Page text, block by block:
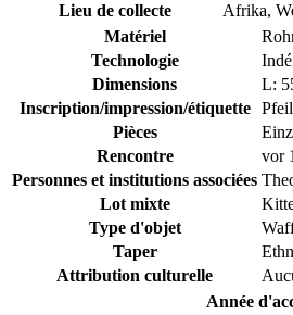
Lieu de collecte
Afrika,
Matériel
Technologie
Dimensions
L:
Inscription/impression/étiquette
Pfeil
Pièces
Rencontre
vor
Personnes et institutions associées
Lot mixte
Type d'objet
Taper
Attribution culturelle
Année